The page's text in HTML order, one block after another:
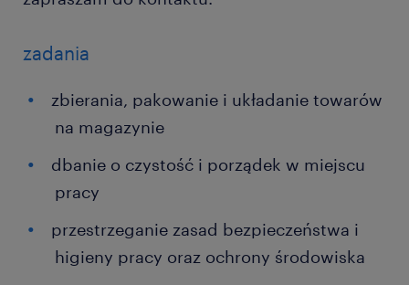
zadania
zbierania, pakowanie i układanie towarów
na magazynie
dbanie o czystość i porządek w miejscu
pracy
przestrzeganie zasad bezpieczeństwa i
higieny pracy oraz ochrony środowiska